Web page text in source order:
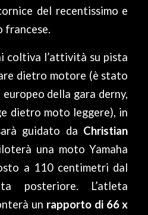
del recentissimo e
francese.
coltiva l’attività su pista
dietro motore (è stato
della gara derny,
dietro moto leggere), in
guidato da Christian
una moto Yamaha
a 110 centimetri dal
posteriore. L’atleta
un rapporto di 66 x